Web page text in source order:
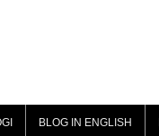
BLOG IN ENGLISH